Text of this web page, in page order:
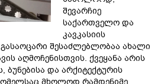
შევარჩიე
საქართველო და
კავკასიის
გასაოცარი შესაძლებლობაა ახალი
აღმოჩენისთვის. ქვეყანა არის
და არქიტექტურის